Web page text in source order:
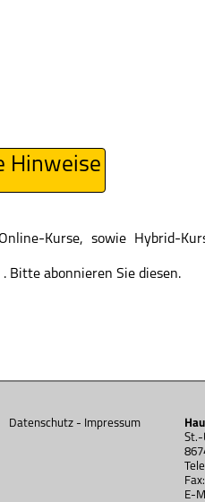
Hinweise
Kurse, sowie Hybrid-
. Bitte abonnieren Sie diesen.
Datenschutz - Impressum
St.-
Fax:
E-